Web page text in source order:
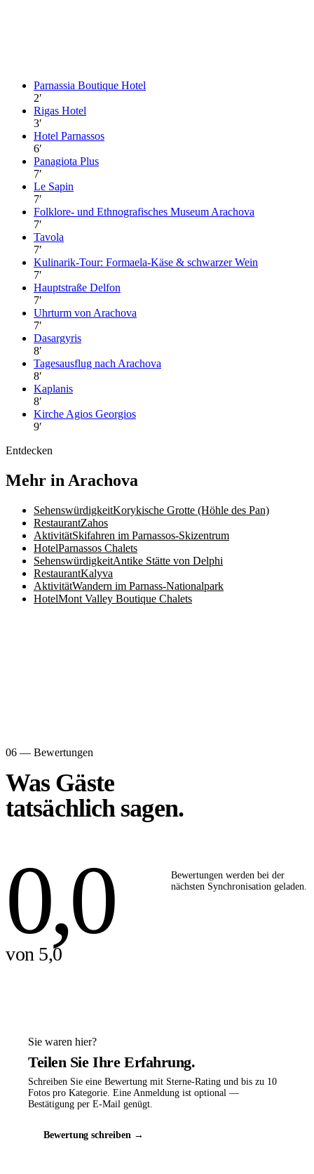
Parnassia Boutique Hotel
2′
Rigas Hotel
3′
Hotel Parnassos
6′
Panagiota Plus
7′
Le Sapin
7′
Folklore- und Ethnografisches Museum Arachova
7′
Tavola
7′
Kulinarik-Tour: Formaela-Käse & schwarzer Wein
7′
Hauptstraße Delfon
7′
Uhrturm von Arachova
7′
Dasargyris
8′
Tagesausflug nach Arachova
8′
Kaplanis
8′
Kirche Agios Georgios
9′
Entdecken
Mehr in Arachova
SehenswürdigkeitKorykische Grotte (Höhle des Pan)
RestaurantZahos
AktivitätSkifahren im Parnassos-Skizentrum
HotelParnassos Chalets
SehenswürdigkeitAntike Stätte von Delphi
RestaurantKalyva
AktivitätWandern im Parnass-Nationalpark
HotelMont Valley Boutique Chalets
06 — Bewertungen
Was Gäste
tatsächlich sagen.
0,0
von 5,0
Bewertungen werden bei der
nächsten Synchronisation geladen.
Sie waren hier?
Teilen Sie Ihre Erfahrung.
Schreiben Sie eine Bewertung mit Sterne-Rating und bis zu 10
Fotos pro Kategorie. Eine Anmeldung ist optional —
Bestätigung per E-Mail genügt.
Bewertung schreiben →